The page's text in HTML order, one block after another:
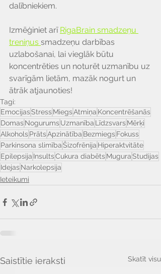
dalībniekiem.
Izmēģiniet arī RigaBrain smadzeņu
treniņus smadzeņu darbības
uzlabošanai, lai vieglāk būtu
koncentrēties un noturēt uzmanību uz
svarīgām lietām, mazāk nogurt un
ātrāk atjaunoties!
Tagi:
EmocijasStress MiegsAtmiņa Koncentrēšanās
Domas Nogurums Uzmanība Līdzsvars Mērķi
Alkohols PrātsApzinātība Bezmiegs Fokuss
Parkinsona slimībaŠizofrēnija Hiperaktvitāte
Epilepsija InsultsCukura diabēts MuguraStudijas
Idejas Narkolepsija
Ieteikumi
Saistītie ieraksti Skatīt visu